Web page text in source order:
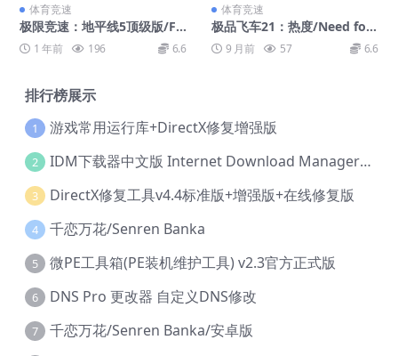
体育竞速
极限竞速：地平线5顶级版/Fo
rza Horizon 5 – Premium E
dition
1 年前 196 6.6
体育竞速
极品飞车21：热度/Need for
Speed Heat
9 月前 57 6.6
排行榜展示
1 游戏常用运行库+DirectX修复增强版
2 IDM下载器中文版 Internet Download Manager v6.42.36 IDM
3 DirectX修复工具v4.4标准版+增强版+在线修复版
4 千恋万花/Senren Banka
5 微PE工具箱(PE装机维护工具) v2.3官方正式版
6 DNS Pro 更改器 自定义DNS修改
7 千恋万花/Senren Banka/安卓版